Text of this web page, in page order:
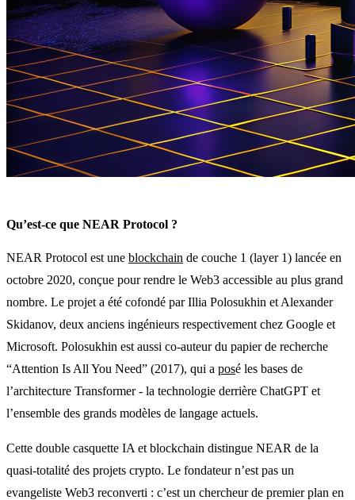
Qu’est-ce que NEAR Protocol ?
NEAR Protocol est une blockchain de couche 1 (layer 1) lancée en
octobre 2020, conçue pour rendre le Web3 accessible au plus grand
nombre. Le projet a été cofondé par Illia Polosukhin et Alexander
Skidanov, deux anciens ingénieurs respectivement chez Google et
Microsoft. Polosukhin est aussi co-auteur du papier de recherche
“Attention Is All You Need” (2017), qui a posé les bases de
l’architecture Transformer - la technologie derrière ChatGPT et
l’ensemble des grands modèles de langage actuels.
Cette double casquette IA et blockchain distingue NEAR de la
quasi-totalité des projets crypto. Le fondateur n’est pas un
evangeliste Web3 reconverti : c’est un chercheur de premier plan en